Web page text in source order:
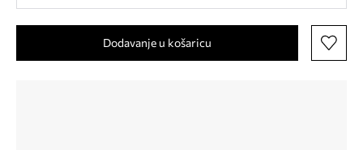
Dodavanje u košaricu